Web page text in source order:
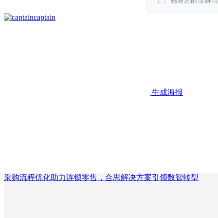
captain
生成海报
采购流程优化助力连锁零售，合思解决方案引领数智转型